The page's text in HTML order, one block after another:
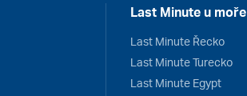
Last Minute u moře
Last Minute Řecko
Last Minute Turecko
Last Minute Egypt